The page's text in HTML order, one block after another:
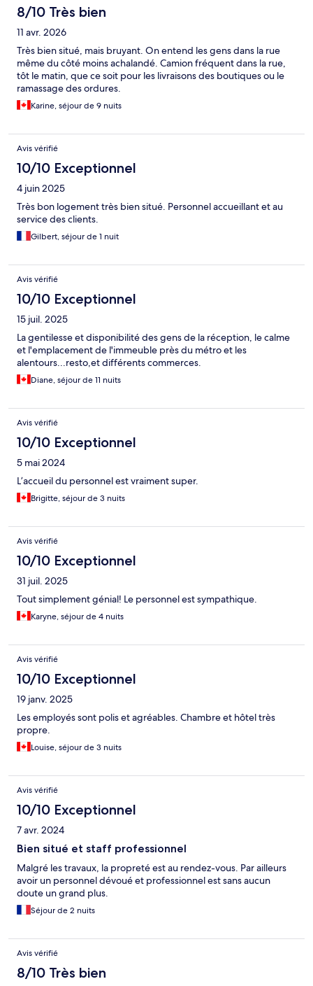
8/10 Très bien
11 avr. 2026
Très bien situé, mais bruyant. On entend les gens dans la rue
même du côté moins achalandé. Camion fréquent dans la rue,
tôt le matin, que ce soit pour les livraisons des boutiques ou le
ramassage des ordures.
Karine, séjour de 9 nuits
Avis vérifié
10/10 Exceptionnel
4 juin 2025
Très bon logement très bien situé. Personnel accueillant et au
service des clients.
Gilbert, séjour de 1 nuit
Avis vérifié
10/10 Exceptionnel
15 juil. 2025
La gentilesse et disponibilité des gens de la réception, le calme
et l'emplacement de l'immeuble près du métro et les
alentours...resto,et différents commerces.
Diane, séjour de 11 nuits
Avis vérifié
10/10 Exceptionnel
5 mai 2024
L’accueil du personnel est vraiment super.
Brigitte, séjour de 3 nuits
Avis vérifié
10/10 Exceptionnel
31 juil. 2025
Tout simplement génial! Le personnel est sympathique.
Karyne, séjour de 4 nuits
Avis vérifié
10/10 Exceptionnel
19 janv. 2025
Les employés sont polis et agréables. Chambre et hôtel très
propre.
Louise, séjour de 3 nuits
Avis vérifié
10/10 Exceptionnel
7 avr. 2024
Bien situé et staff professionnel
Malgré les travaux, la propreté est au rendez-vous. Par ailleurs
avoir un personnel dévoué et professionnel est sans aucun
doute un grand plus.
Séjour de 2 nuits
Avis vérifié
8/10 Très bien